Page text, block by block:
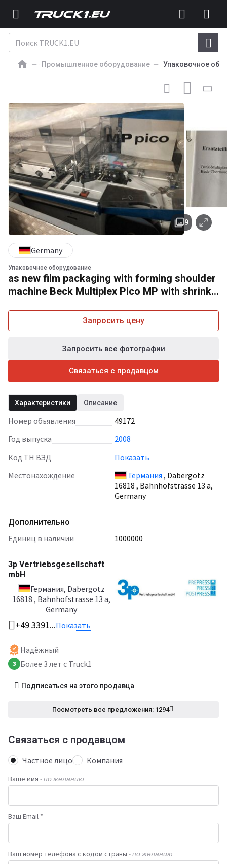
Промышленное оборудование Упаковочное
Упаковочное оборудование
as new film packaging with forming shoulder
machine Beck Multiplex Pico MP with shrink
9
Germany
Запросить цену
Запросить все фотографии
Связаться с продавцом
Характеристики Описание
Номер объявления
49172
Год выпуска
2008
Код ТН ВЭД
Показать
Местонахождение
Германия , Dabergotz
16818 , Bahnhofstrasse 13 a,
Germany
Дополнительно
единиц в наличии 1000000
3p Vertriebsgesellschaft
mbH
Германия, Dabergotz
16818 , Bahnhofstrasse 13 a,
Germany
+49 3391...Показать
Надёжный
3 Более 3 лет с Truck1
Подписаться на этого продавца
Посмотреть все предложения: 1294
Связаться с продавцом
Частное лицо Компания
Ваше имя - по желанию
Ваш Email *
Ваш номер телефона с кодом страны - по желанию